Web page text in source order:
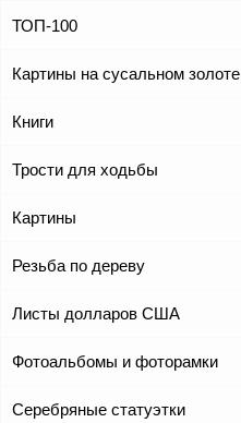
ТОП-100
Картины на сусальном золоте
Книги
Трости для ходьбы
Картины
Резьба по дереву
Листы долларов США
Фотоальбомы и фоторамки
Серебряные статуэтки